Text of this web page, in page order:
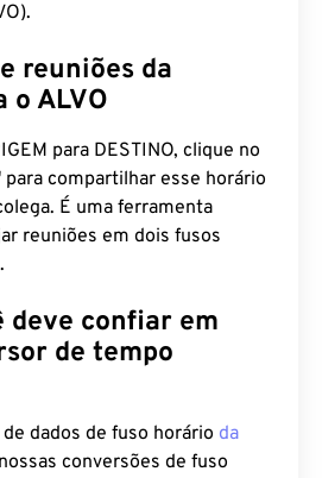
reuniões da
o ALVO
para DESTINO, clique no
compartilhar esse horário
É uma ferramenta
reuniões em dois fusos
deve confiar em
de tempo
dados de fuso horário da
conversões de fuso